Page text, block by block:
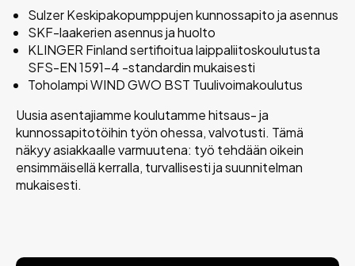
Sulzer Keskipakopumppujen kunnossapito ja asennus
SKF-laakerien asennus ja huolto
KLINGER Finland sertifioitua laippaliitoskoulutusta
SFS-EN 1591-4 -standardin mukaisesti
Toholampi WIND GWO BST Tuulivoimakoulutus
Uusia asentajiamme koulutamme hitsaus- ja
kunnossapitotöihin työn ohessa, valvotusti. Tämä
näkyy asiakkaalle varmuutena: työ tehdään oikein
ensimmäisellä kerralla, turvallisesti ja suunnitelman
mukaisesti.